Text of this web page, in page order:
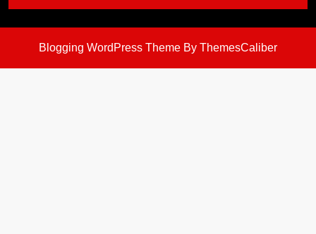
Blogging WordPress Theme By ThemesCaliber